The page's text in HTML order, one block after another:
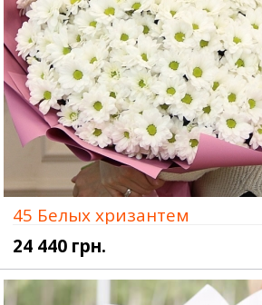
45 Белых хризантем
24 440 грн.